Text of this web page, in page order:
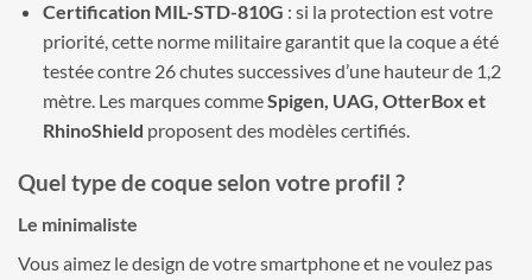
Certification MIL-STD-810G : si la protection est votre
priorité, cette norme militaire garantit que la coque a été
testée contre 26 chutes successives d’une hauteur de 1,2
mètre. Les marques commeSpigen, UAG, OtterBox et
RhinoShield proposent des modèles certifiés.
Quel type de coque selon votre profil ?
Le minimaliste
Vous aimez le design de votre smartphone et ne voulez pas